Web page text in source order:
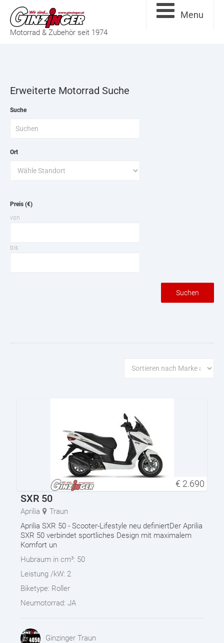
Motorrad & Zubehör seit 1974
Menu
Erweiterte Motorrad Suche
Suche
Ort
Preis (€)
von
bis
Suchen
€ 2.690
SXR 50
Aprilia
Traun
Aprilia SXR 50 - Scooter-Lifestyle neu definiertDer Aprilia
SXR 50 verbindet sportliches Design mit maximalem
Komfort un
Hubraum in cm³: 50
Leistung /kW: 2
Biketype: Roller
Neumotorrad: JA
Ginzinger Traun